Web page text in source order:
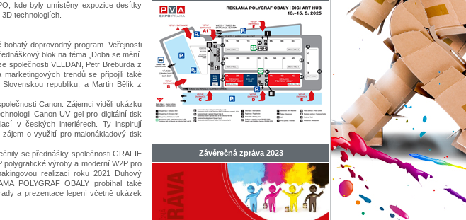
kde byly umístěny expozice desítky
technologiích.
doprovodný program. Veřejnosti
blok na téma „Doba se mění.
společnosti VELDAN, Petr Breburda z
trendů se připojili také
republiku, a Martin Bělík z
Canon. Zájemci viděli ukázku
Canon UV gel pro digitální tisk
v českých interiérech. Ty inspirují
o využití pro malonákladový tisk
se přednášky společnosti GRAFIE
polygrafické výroby a moderní W2P pro
realizaci roku 2021 Duhový
POLYGRAF OBALY probíhal také
a prezentace lepení včetně ukázek
Závěrečná zpráva 2023